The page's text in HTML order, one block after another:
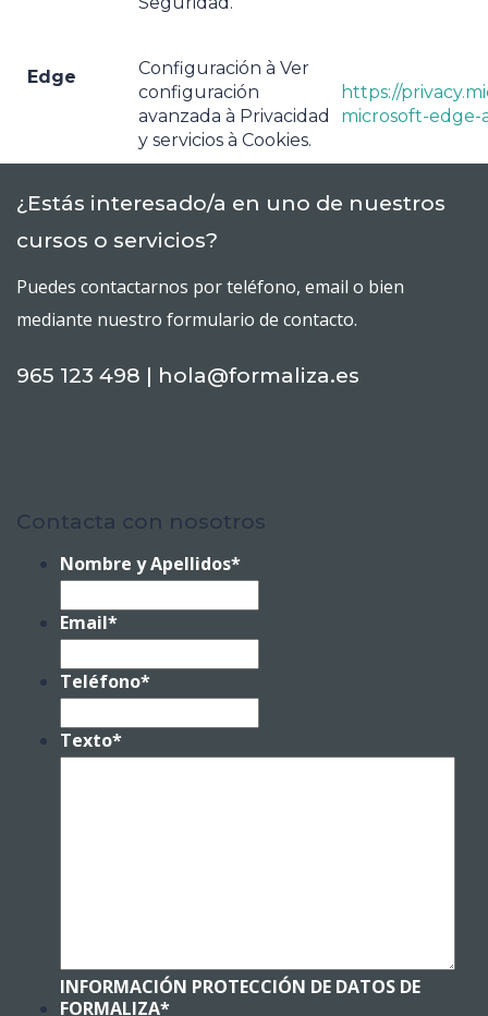
Edge
Configuración à Ver
configuración
avanzada à Privacidad
y servicios à Cookies.
https://
microsoft-edge-
¿Estás interesado/a en uno de nuestros
cursos o servicios?
Puedes contactarnos por teléfono, email o bien
mediante nuestro formulario de contacto.
965 123 498 | hola@formaliza.es
Contacta con nosotros
Nombre y Apellidos*
Email*
Teléfono*
Texto*
INFORMACIÓN PROTECCIÓN DE DATOS DE
FORMALIZA*